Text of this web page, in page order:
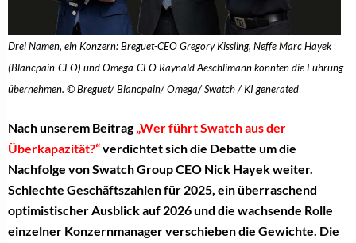
Drei Namen, ein Konzern: Breguet-CEO Gregory Kissling, Neffe Marc Hayek
(Blancpain-CEO) und Omega-CEO Raynald Aeschlimann könnten die Führung
übernehmen. © Breguet/ Blancpain/ Omega/ Swatch / KI generated
Nach unserem Beitrag„Wer führt Swatch aus der
Überkapazität?“verdichtet sich die Debatte um die
Nachfolge von Swatch Group CEO Nick Hayek weiter.
Schlechte Geschäftszahlen für 2025, ein überraschend
optimistischer Ausblick auf 2026 und die wachsende Rolle
einzelner Konzernmanager verschieben die Gewichte. Die